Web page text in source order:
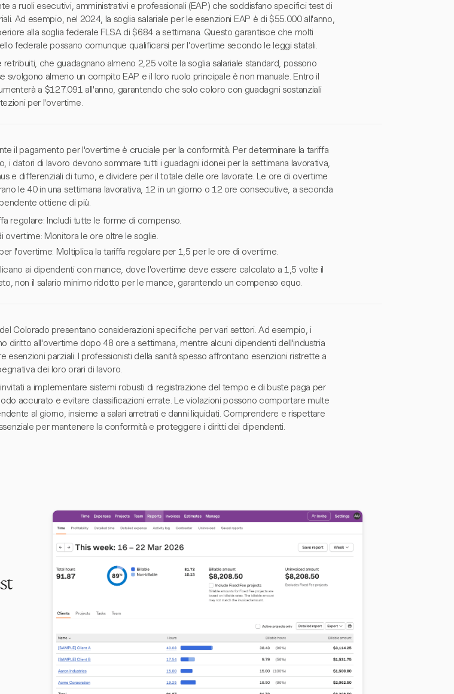
a ruoli esecutivi, amministrativi e professionali (EAP) che soddisfano specifici test di
Ad esempio, nel 2024, la soglia salariale per le esenzioni EAP è di $55.000 all'anno,
alla soglia federale FLSA di $684 a settimana. Questo garantisce che molti
federale possano comunque qualificarsi per l'overtime secondo le leggi statali.
che guadagnano almeno 2,25 volte la soglia salariale standard, possono
svolgono almeno un compito EAP e il loro ruolo principale è non manuale. Entro il
a $127.091 all'anno, garantendo che solo coloro con guadagni sostanziali
per l'overtime.
il pagamento per l'overtime è cruciale per la conformità. Per determinare la tariffa
i datori di lavoro devono sommare tutti i guadagni idonei per la settimana lavorativa,
e differenziali di turno, e dividere per il totale delle ore lavorate. Le ore di overtime
le 40 in una settimana lavorativa, 12 in un giorno o 12 ore consecutive, a seconda
ottiene di più.
regolare: Includi tutte le forme di compenso.
overtime: Monitora le ore oltre le soglie.
l'overtime: Moltiplica la tariffa regolare per 1,5 per le ore di overtime.
ai dipendenti con mance, dove l'overtime deve essere calcolato a 1,5 volte il
non il salario minimo ridotto per le mance, garantendo un compenso equo.
Colorado presentano considerazioni specifiche per vari settori. Ad esempio, i
diritto all'overtime dopo 48 ore a settimana, mentre alcuni dipendenti dell'industria
esenzioni parziali. I professionisti della sanità spesso affrontano esenzioni ristrette a
dei loro orari di lavoro.
a implementare sistemi robusti di registrazione del tempo e di buste paga per
accurato e evitare classificazioni errate. Le violazioni possono comportare multe
al giorno, insieme a salari arretrati e danni liquidati. Comprendere e rispettare
per mantenere la conformità e proteggere i diritti dei dipendenti.